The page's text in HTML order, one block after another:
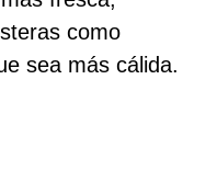
como
sea más cálida.